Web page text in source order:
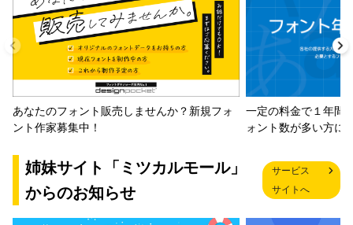
あなたのフォント販売しませんか？新規フォ
ント作家募集中！
一定の料金で１年間
ォント数が多い方に
姉妹サイト「ミツカルモール」
からのお知らせ
サービス
サイトへ